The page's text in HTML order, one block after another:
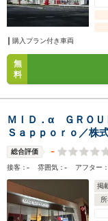
購入プラン付き車両
無
料
ＭＩＤ．α ＧＲＯＵ
Ｓａｐｐｏｒｏ／株
総合評価 -
接客：- 雰囲気：- アフター
掲